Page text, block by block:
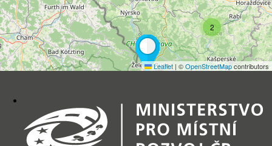
2
Leaflet | ©OpenStreetMapcontributors